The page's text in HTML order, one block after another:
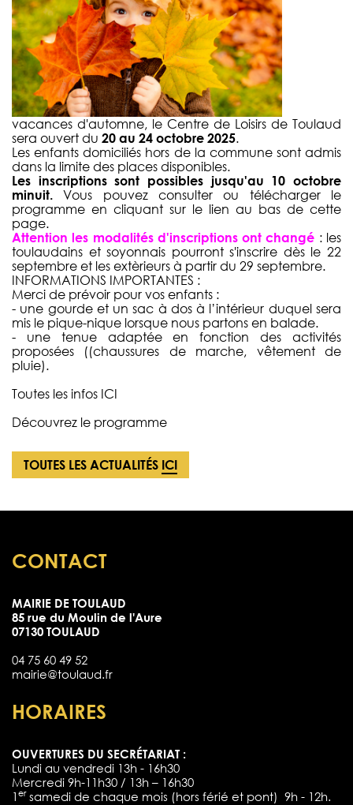
vacances d'automne, le Centre de Loisirs de Toulaud
sera ouvert du 20 au 24 octobre 2025.
Les enfants domiciliés hors de la commune sont admis
dans la limite des places disponibles.
Les inscriptions sont possibles jusqu'au 10 octobre
minuit.Vous pouvez consulter ou télécharger le
programme en cliquant sur le lien au bas de cette
page.
Attention les modalités d'inscriptions ont changé : les
toulaudains et soyonnais pourront s'inscrire dès le 22
septembre et les extèrieurs à partir du 29 septembre.
INFORMATIONS IMPORTANTES :
Merci de prévoir pour vos enfants :
- une gourde et un sac à dos à l’intérieur duquel sera
mis le pique-nique lorsque nous partons en balade.
- une tenue adaptée en fonction des activités
proposées ((chaussures de marche, vêtement de
pluie).
Toutes les infos ICI
Découvrez le programme
TOUTES LES ACTUALITÉS ICI
CONTACT
MAIRIE DE TOULAUD
85 rue du Moulin de l'Aure
07130 TOULAUD
04 75 60 49 52
mairie@toulaud.fr
HORAIRES
OUVERTURES DU SECRÉTARIAT :
Lundi au vendredi 13h - 16h30
Mercredi 9h-11h30 / 13h – 16h30
1 ersamedi de chaque mois (hors férié et pont) 9h - 12h.